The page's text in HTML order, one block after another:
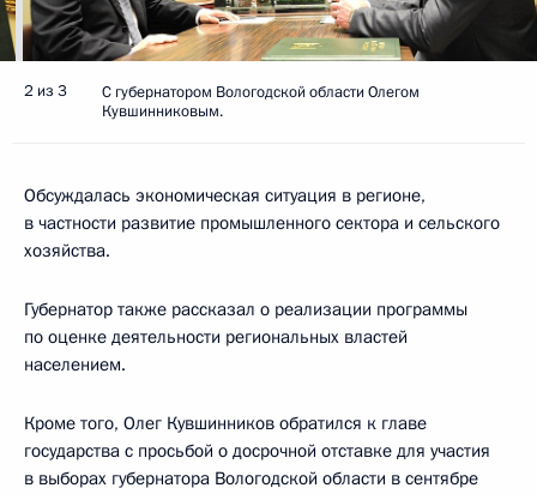
2 из 3
С губернатором Вологодской области Олегом
Кувшинниковым.
Обсуждалась экономическая ситуация в регионе,
в частности развитие промышленного сектора и сельского
хозяйства.
Губернатор также рассказал о реализации программы
по оценке деятельности региональных властей
населением.
Кроме того, Олег Кувшинников обратился к главе
государства с просьбой о досрочной отставке для участия
в выборах губернатора Вологодской области в сентябре